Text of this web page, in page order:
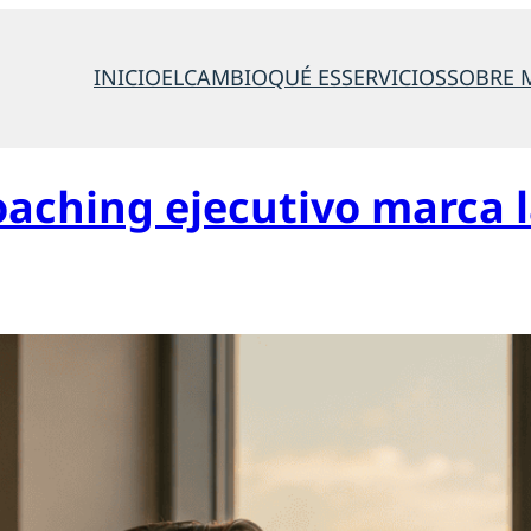
INICIOELCAMBIOQUÉ ESSERVICIOSSOBRE
ejecutivo